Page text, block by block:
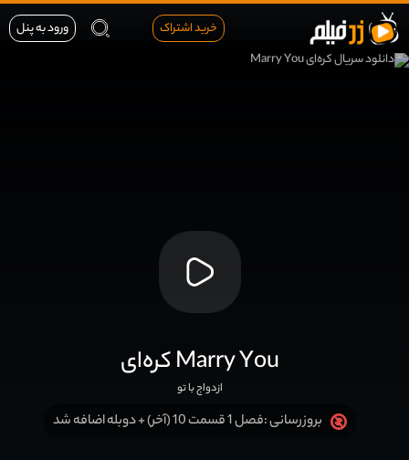
خرید اشتراک ورود به پنل
کره‌ای Marry You
ازدواج با تو
بروزرسانی :فصل 1 قسمت 10 (آخر) + دوبله اضافه شد